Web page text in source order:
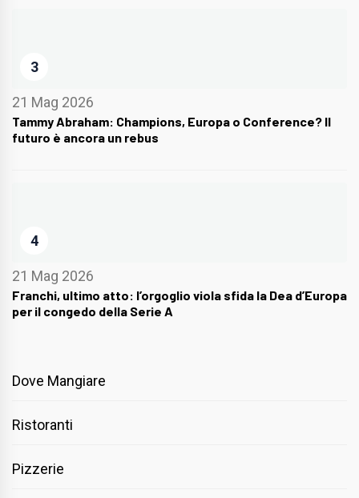
3
21 Mag 2026
Tammy Abraham: Champions, Europa o Conference? Il
futuro è ancora un rebus
4
21 Mag 2026
Franchi, ultimo atto: l’orgoglio viola sfida la Dea d’Europa
per il congedo della Serie A
Dove Mangiare
Ristoranti
Pizzerie